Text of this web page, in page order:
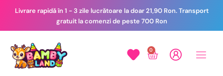
Livrare rapidă în 1 - 3 zile lucrătoare la doar 21,90 Ron. Transport
gratuit la comenzi de peste 700 Ron
0